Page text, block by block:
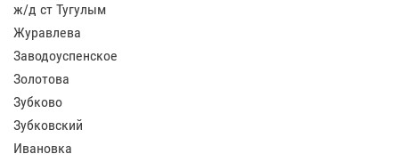
ж/д ст Тугулым
Журавлева
Заводоуспенское
Золотова
Зубково
Зубковский
Ивановка